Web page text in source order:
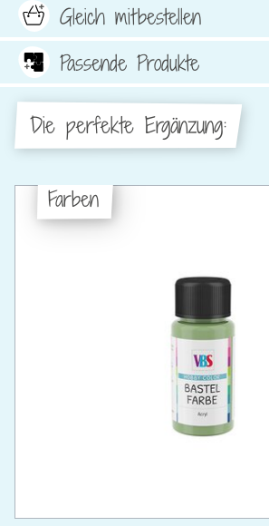
Gleich mitbestellen
Passende Produkte
Die perfekte Ergänzung:
Farben